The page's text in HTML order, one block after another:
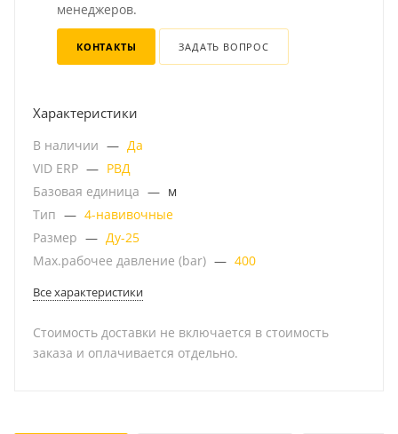
менеджеров.
КОНТАКТЫ ЗАДАТЬ ВОПРОС
Характеристики
В наличии — Да
VID ERP — РВД
Базовая единица — м
Тип — 4-навивочные
Размер — Ду-25
Мах.рабочее давление (bar) — 400
Все характеристики
Стоимость доставки не включается в стоимость
заказа и оплачивается отдельно.